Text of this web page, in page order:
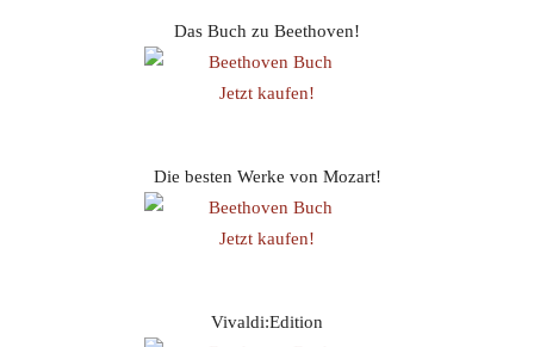
Das Buch zu Beethoven!
Jetzt kaufen!
Die besten Werke von Mozart!
Jetzt kaufen!
Vivaldi:Edition